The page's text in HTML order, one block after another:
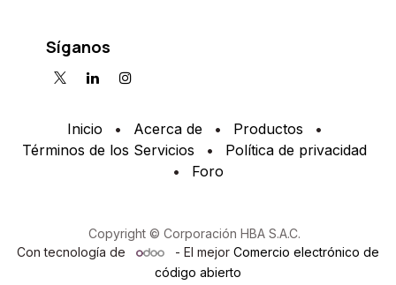
Síganos
Inicio • Acerca de • Productos
•
Términos de los Servicios
•
Política de privacidad
•
Foro
Copyright © Corporación HBA S.A.C.
Con tecnología de
- El mejorComercio electrónico de
código abierto